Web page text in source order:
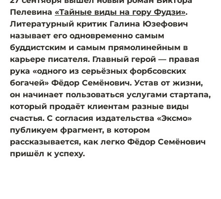
Пелевина «Тайные виды на гору Фудзи».
Литературный критик Галина Юзефович
называет его одновременно самым
буддистским и самым прямолинейным в
карьере писателя. Главный герой — правая
рука «одного из серьёзных форбсовских
богачей» Фёдор Семёнович. Устав от жизни,
он начинает пользоваться услугами стартапа,
который продаёт клиентам разные виды
счастья. С согласия издательства «Эксмо»
публикуем фрагмент, в котором
рассказывается, как легко Фёдор Семёнович
пришёл к успеху.